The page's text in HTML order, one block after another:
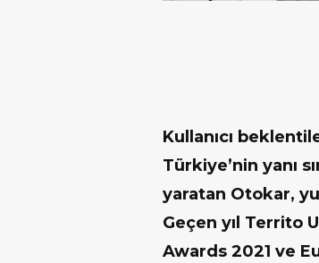
Kullanıcı
Türkiye’nin yanı
yaratan Otokar,
Geçen yıl Territo
Awards 2021 ve